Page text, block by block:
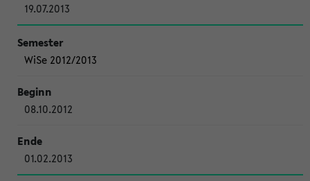
19.07.2013
WiSe 2012/2013
08.10.2012
01.02.2013